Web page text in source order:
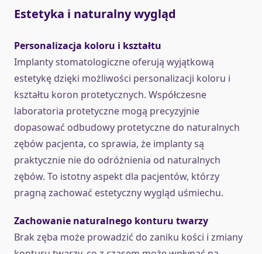
Estetyka i naturalny wygląd
Personalizacja koloru i kształtu
Implanty stomatologiczne oferują wyjątkową
estetykę dzięki możliwości personalizacji koloru i
kształtu koron protetycznych. Współczesne
laboratoria protetyczne mogą precyzyjnie
dopasować odbudowy protetyczne do naturalnych
zębów pacjenta, co sprawia, że implanty są
praktycznie nie do odróżnienia od naturalnych
zębów. To istotny aspekt dla pacjentów, którzy
pragną zachować estetyczny wygląd uśmiechu.
Zachowanie naturalnego konturu twarzy
Brak zęba może prowadzić do zaniku kości i zmiany